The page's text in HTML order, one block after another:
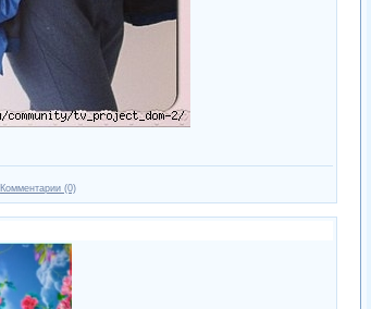
Комментарии (0)